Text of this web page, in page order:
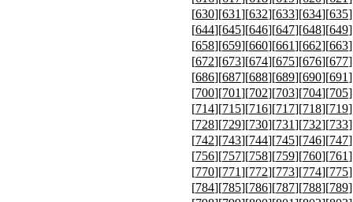
[630][631][632][633][634][635
[644][645][646][647][648][649
[658][659][660][661][662][663
[672][673][674][675][676][677
[686][687][688][689][690][691
[700][701][702][703][704][705
[714][715][716][717][718][719
[728][729][730][731][732][733
[742][743][744][745][746][747
[756][757][758][759][760][761
[770][771][772][773][774][775
[784][785][786][787][788][789